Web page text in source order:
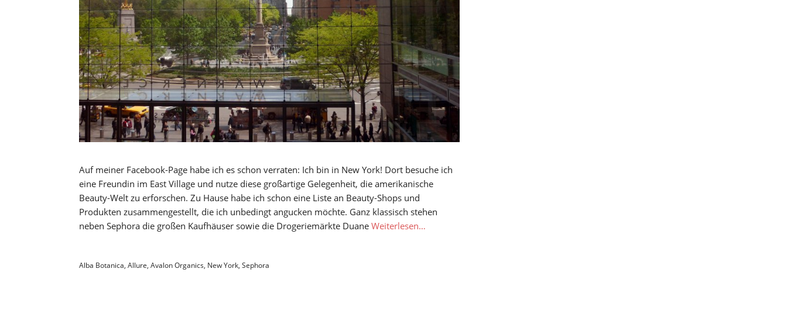
Auf meiner Facebook-Page habe ich es schon verraten: Ich bin in New York! Dort besuche ich
eine Freundin im East Village und nutze diese großartige Gelegenheit, die amerikanische
Beauty-Welt zu erforschen. Zu Hause habe ich schon eine Liste an Beauty-Shops und
Produkten zusammengestellt, die ich unbedingt angucken möchte. Ganz klassisch stehen
neben Sephora die großen Kaufhäuser sowie die Drogeriemärkte Duane Weiterlesen…
Alba Botanica, Allure, Avalon Organics, New York, Sephora